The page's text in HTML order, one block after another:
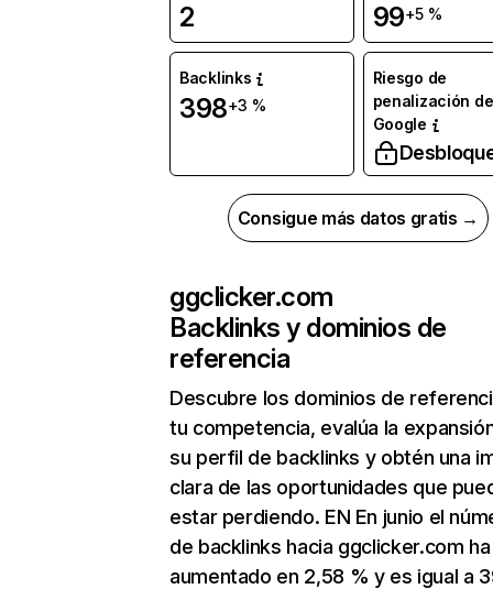
2 99+5 %
Backlinks
398+3 %
Riesgo de
penalización de
Google
Consigue más datos gratis →
ggclicker.com
Backlinks y dominios de
referencia
Descubre los dominios de
tu competencia, evalúa la
su perfil de backlinks y obtén una
clara de las oportunidades que
estar perdiendo. EN En junio el
de backlinks hacia ggclicker.com ha
aumentado en 2,58 % y es igual a